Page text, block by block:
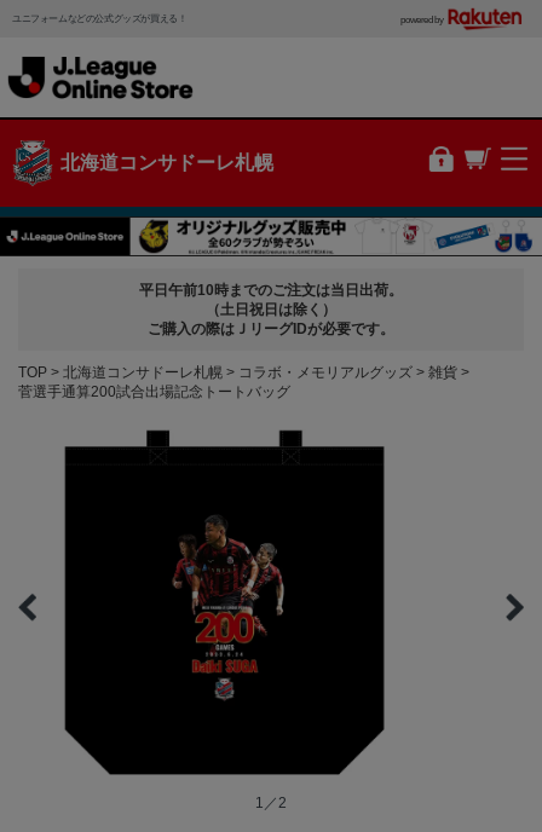
ユニフォームなどの公式グッズが買える！ powered by
北海道コンサドーレ札幌
平日午前10時までのご注文は当日出荷。
（土日祝日は除く）
ご購入の際はＪリーグIDが必要です。
TOP 北海道コンサドーレ札幌 コラボ・メモリアルグッズ
雑貨
菅選手通算200試合出場記念トートバッグ
1／2